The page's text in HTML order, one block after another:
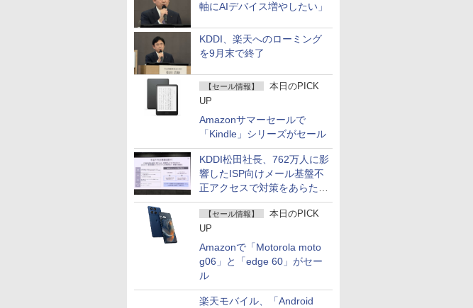
軸にAIデバイス増やしたい」
KDDI、楽天へのローミング
を9月末で終了
【セール情報】
本日のPICK
UP
Amazonサマーセールで
「Kindle」シリーズがセール
KDDI松田社長、762万人に影
響したISP向けメール基盤不
正アクセスで対策をあらため
て説明
【セール情報】
本日のPICK
UP
Amazonで「Motorola moto
g06」と「edge 60」がセー
ル
楽天モバイル、「Android